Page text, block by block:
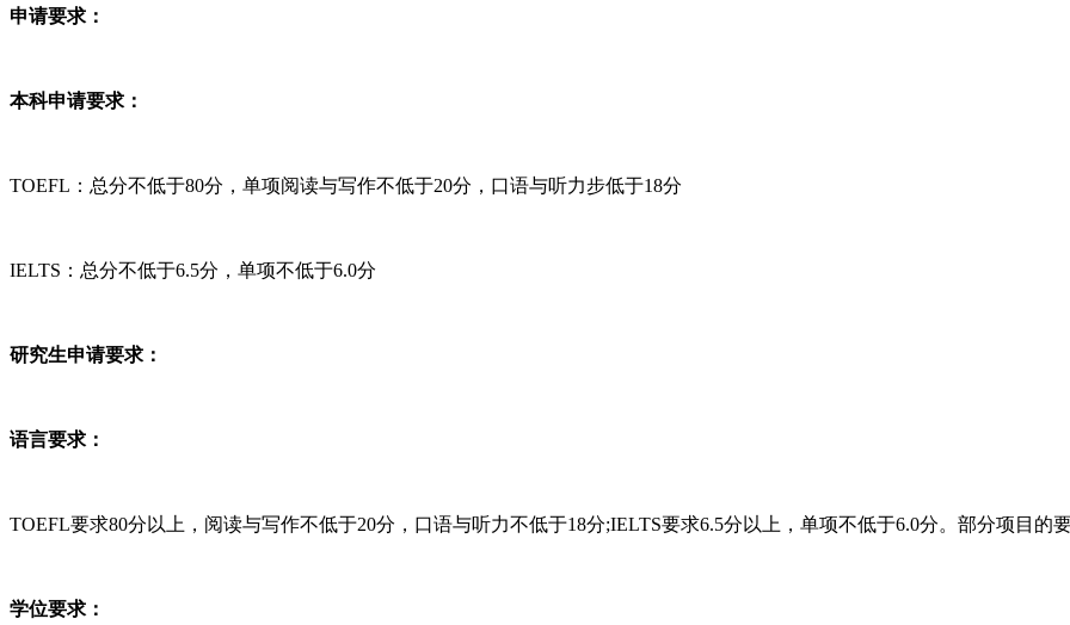
申请要求：
本科申请要求：
TOEFL：总分不低于80分，单项阅读与写作不低于20分，口语与听力步低于18分
IELTS：总分不低于6.5分，单项不低于6.0分
研究生申请要求：
语言要求：
TOEFL要求80分以上，阅读与写作不低于20分，口语与听力不低于18分;IELTS要求6.5分以上，单项不低于6.0分。部分项目的
学位要求：